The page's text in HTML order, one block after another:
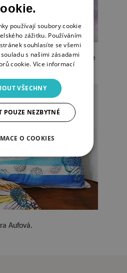
a vytvořte si další polštáře
Aufová.
používají soubory cookie
zážitku. Používáním
souhlasíte se všemi
s našimi zásadami
cookie. Více informací
VŠECHNY
POUZE NEZBYTNÉ
O COOKIES